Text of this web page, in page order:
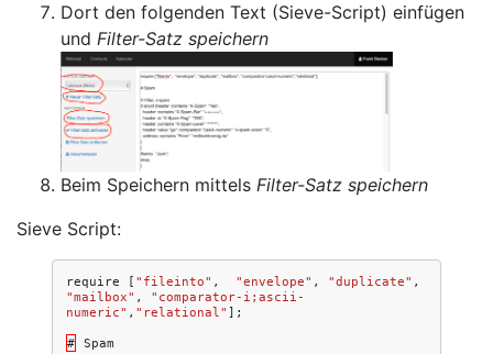
Dort den folgenden Text (Sieve-Script) einfügen
und Filter-Satz speichern
Beim Speichern mittels Filter-Satz speichern
Sieve Script:
require [ "fileinto" , "envelope" , "duplicate" ,
"mailbox" ,
"comparator-i;ascii-
numeric" , "relational" ];
# Spam